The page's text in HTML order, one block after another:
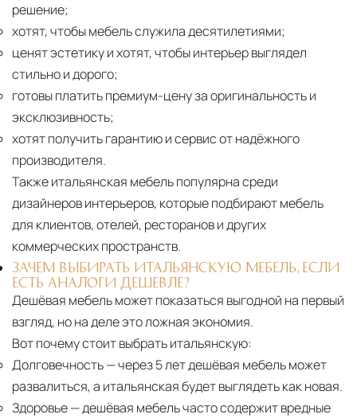
решение;
хотят, чтобы мебель служила десятилетиями;
ценят эстетику и хотят, чтобы интерьер выглядел
стильно и дорого;
готовы платить премиум-цену за оригинальность и
эксклюзивность;
хотят получить гарантию и сервис от надёжного
производителя.
Также итальянская мебель популярна среди
дизайнеров интерьеров, которые подбирают мебель
для клиентов, отелей, ресторанов и других
коммерческих пространств.
ЗАЧЕМ ВЫБИРАТЬ ИТАЛЬЯНСКУЮ МЕБЕЛЬ, ЕСЛИ
ЕСТЬ АНАЛОГИ ДЕШЕВЛЕ?
Дешёвая мебель может показаться выгодной на первый
взгляд, но на деле это ложная экономия.
Вот почему стоит выбрать итальянскую:
Долговечность— через 5 лет дешёвая мебель может
развалиться, а итальянская будет выглядеть как новая.
Здоровье— дешёвая мебель часто содержит вредные